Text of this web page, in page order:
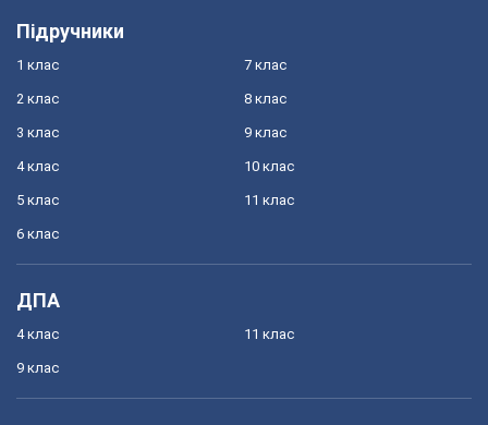
Підручники
1 клас
2 клас
3 клас
4 клас
5 клас
6 клас
7 клас
8 клас
9 клас
10 клас
11 клас
ДПА
4 клас
9 клас
11 клас